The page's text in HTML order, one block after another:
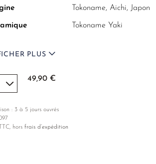
Tokoname, Aichi, Japon
Tokoname Yaki
PLUS
49,90 €
: 3 à 5 jours ouvrés
hors frais d’expédition